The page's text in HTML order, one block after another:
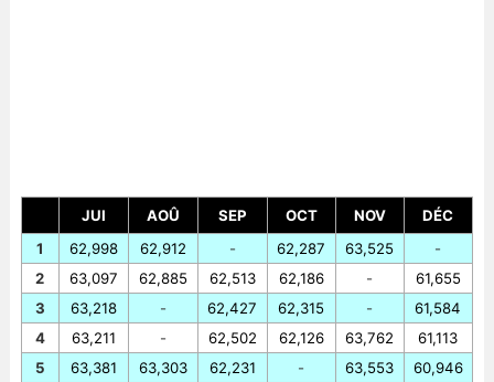
JUI AOÛ SEP OCT NOV
DÉC
1
2
3
4
5
62,998
63,097
63,218
63,211
63,381
62,912
62,885
-
-
63,303
-
62,513
62,427
62,502
62,231
62,287
62,186
62,315
62,126
-
63,525
-
-
63,762
63,553
-
61,655
61,584
61,113
60,946